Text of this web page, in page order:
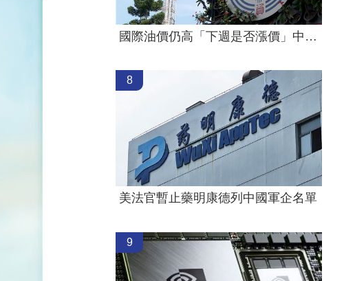
國際油價仍高「下週是否漲價」中油公布了
8
美法官暫止藥明康德列中國軍企名單
9